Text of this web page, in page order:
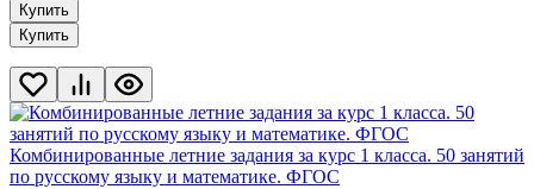
Купить
Купить
Комбинированные летние задания за курс 1 класса. 50 занятий
по русскому языку и математике. ФГОС